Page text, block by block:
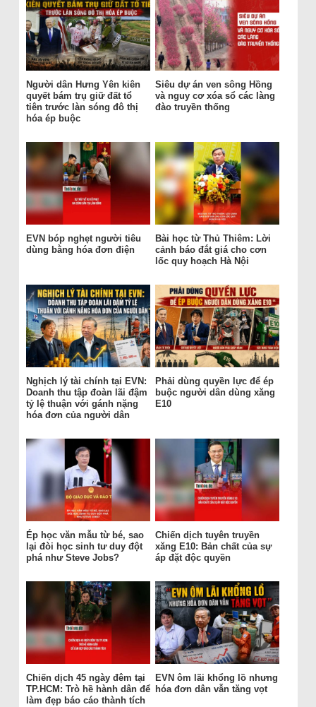
Người dân Hưng Yên kiên
quyết bám trụ giữ đất tổ
tiên trước làn sóng đô thị
hóa ép buộc
Siêu dự án ven sông Hồng
và nguy cơ xóa sổ các làng
đào truyền thống
EVN bóp nghẹt người tiêu
dùng bằng hóa đơn điện
Bài học từ Thủ Thiêm: Lời
cảnh báo đắt giá cho cơn
lốc quy hoạch Hà Nội
Nghịch lý tài chính tại EVN:
Doanh thu tập đoàn lãi đậm
tỷ lệ thuận với gánh nặng
hóa đơn của người dân
Phải dùng quyền lực để ép
buộc người dân dùng xăng
E10
Ép học văn mẫu từ bé, sao
lại đòi học sinh tư duy đột
phá như Steve Jobs?
Chiến dịch tuyên truyền
xăng E10: Bản chất của sự
áp đặt độc quyền
Chiến dịch 45 ngày đêm tại
TP.HCM: Trò hề hành dân để
làm đẹp báo cáo thành tích
EVN ôm lãi khổng lồ nhưng
hóa đơn dân vẫn tăng vọt